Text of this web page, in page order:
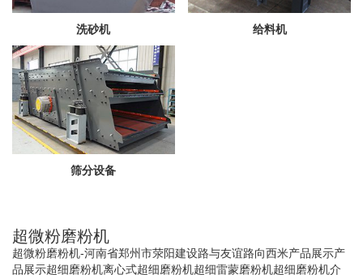
洗砂机 给料机
筛分设备
超微粉磨粉机
超微粉磨粉机-河南省郑州市荥阳建设路与友谊路向西米产品展示产
品展示超细磨粉机离心式超细磨粉机超细雷蒙磨粉机超细磨粉机介